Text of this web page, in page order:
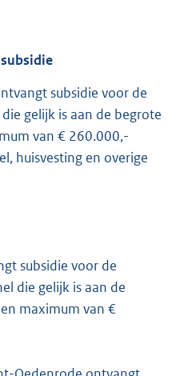
subsidie voor de
gelijk is aan de begrote
van € 260.000,-
huisvesting en overige
subsidie voor de
die gelijk is aan de
maximum van €